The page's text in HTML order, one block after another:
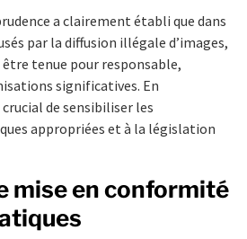
a clairement établi que dans
par la diffusion illégale d’images,
tenue pour responsable,
significatives. En
de sensibiliser les
appropriées et à la législation
mise en conformité